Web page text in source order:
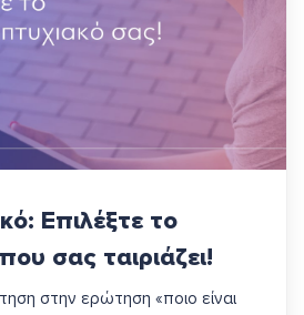
Επιλέξτε το
σας ταιριάζει!
στην ερώτηση «ποιο είναι